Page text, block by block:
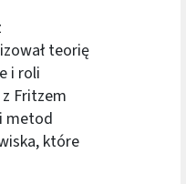
teorię
i roli
Fritzem
metod
które